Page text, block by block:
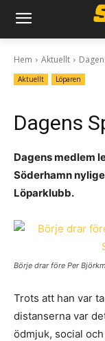
Hem Aktuellt
Aktuellt Löparen
Dagens
Dagens medlem
Söderhamn
Löparklubb.
Börje drar före Per
Trots att han var
distanserna var
ödmjuk, social